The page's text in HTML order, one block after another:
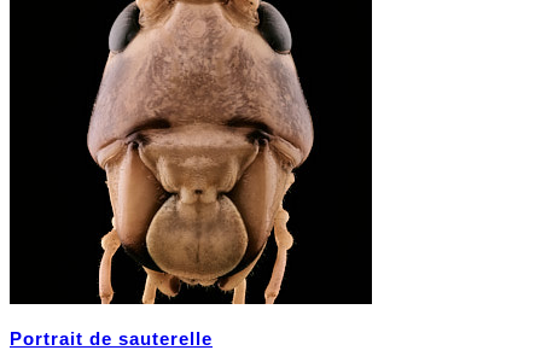
Portrait de sauterelle